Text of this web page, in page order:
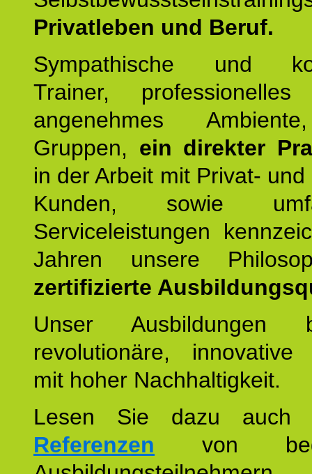
Privatleben und Beruf.
Sympathische und
Trainer, professionelles
angenehmes
Gruppen, ein direkter
in der Arbeit mit Privat-
Kunden, sowie
Serviceleistungen
Jahren unsere
zertifizierte
Unser Ausbildungen
revolutionäre, innovative
mit hoher Nachhaltigkeit.
Lesen Sie dazu
Referenzen von